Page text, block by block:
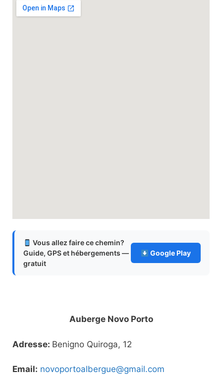
Vous allez faire ce chemin?
Guide, GPS et hébergements —
gratuit
Google Play
Auberge Novo Porto
Adresse: Benigno Quiroga, 12
Email: novoportoalbergue@gmail.com